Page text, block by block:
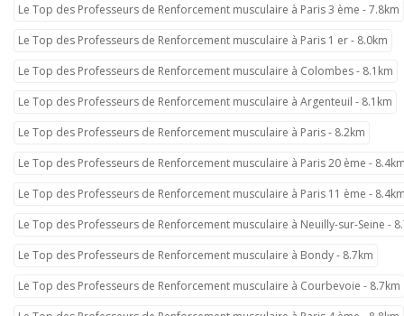
Le Top des Professeurs de Renforcement musculaire à Paris 3 ème - 7.8km
Le Top des Professeurs de Renforcement musculaire à Paris 1 er - 8.0km
Le Top des Professeurs de Renforcement musculaire à Colombes - 8.1km
Le Top des Professeurs de Renforcement musculaire à Argenteuil - 8.1km
Le Top des Professeurs de Renforcement musculaire à Paris - 8.2km
Le Top des Professeurs de Renforcement musculaire à Paris 20 ème -
Le Top des Professeurs de Renforcement musculaire à Paris 11 ème -
Le Top des Professeurs de Renforcement musculaire à Neuilly-sur-Seine -
Le Top des Professeurs de Renforcement musculaire à Bondy - 8.7km
Le Top des Professeurs de Renforcement musculaire à Courbevoie - 8.7km